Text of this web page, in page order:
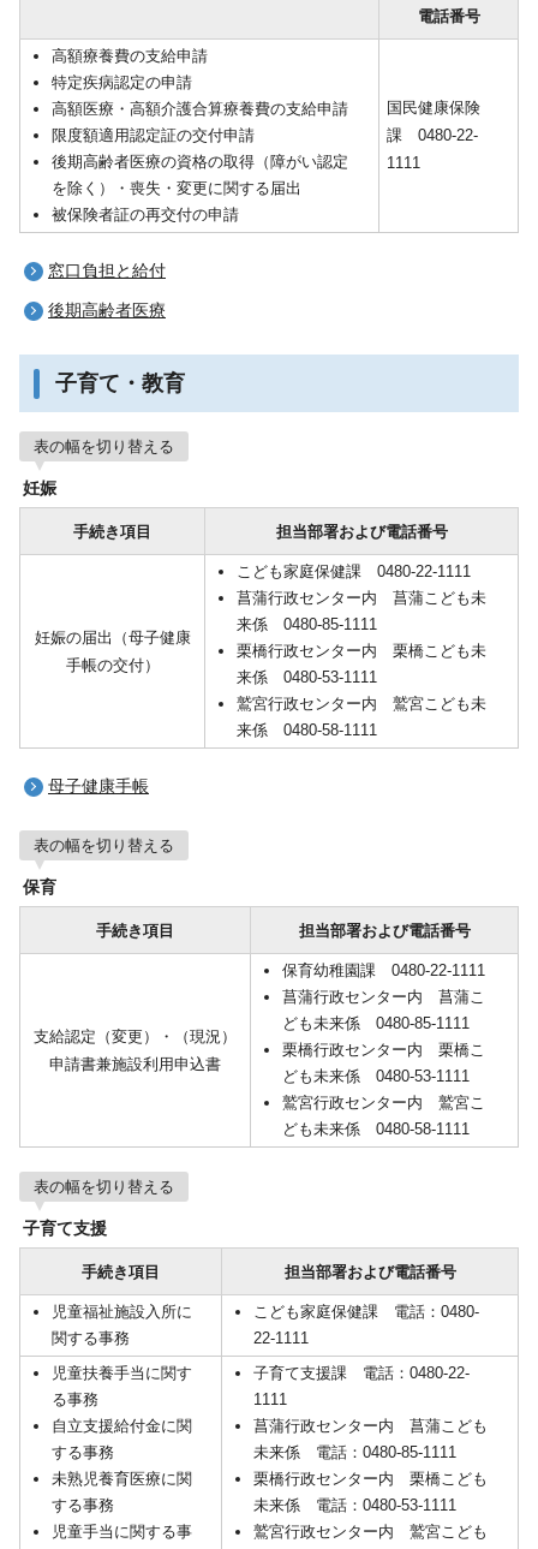
電話番号
高額療養費の支給申請
特定疾病認定の申請
高額医療・高額介護合算療養費の支給申請
限度額適用認定証の交付申請
後期高齢者医療の資格の取得（障がい認定
を除く）・喪失・変更に関する届出
被保険者証の再交付の申請
国民健康保険
課 0480-22-
1111
窓口負担と給付
後期高齢者医療
子育て・教育
表の幅を切り替える
妊娠
手続き項目 担当部署および電話番号
妊娠の届出（母子健康
手帳の交付）
こども家庭保健課 0480-22-1111
菖蒲行政センター内 菖蒲こども未
来係 0480-85-1111
栗橋行政センター内 栗橋こども未
来係 0480-53-1111
鷲宮行政センター内 鷲宮こども未
来係 0480-58-1111
母子健康手帳
表の幅を切り替える
保育
手続き項目 担当部署および電話番号
支給認定（変更）・（現況）
申請書兼施設利用申込書
保育幼稚園課 0480-22-1111
菖蒲行政センター内 菖蒲こ
ども未来係 0480-85-1111
栗橋行政センター内 栗橋こ
ども未来係 0480-53-1111
鷲宮行政センター内 鷲宮こ
ども未来係 0480-58-1111
表の幅を切り替える
子育て支援
手続き項目 担当部署および電話番号
児童福祉施設入所に
関する事務
こども家庭保健課 電話：0480-
22-1111
児童扶養手当に関す
る事務
自立支援給付金に関
する事務
未熟児養育医療に関
する事務
児童手当に関する事
子育て支援課 電話：0480-22-
1111
菖蒲行政センター内 菖蒲こども
未来係 電話：0480-85-1111
栗橋行政センター内 栗橋こども
未来係 電話：0480-53-1111
鷲宮行政センター内 鷲宮こども